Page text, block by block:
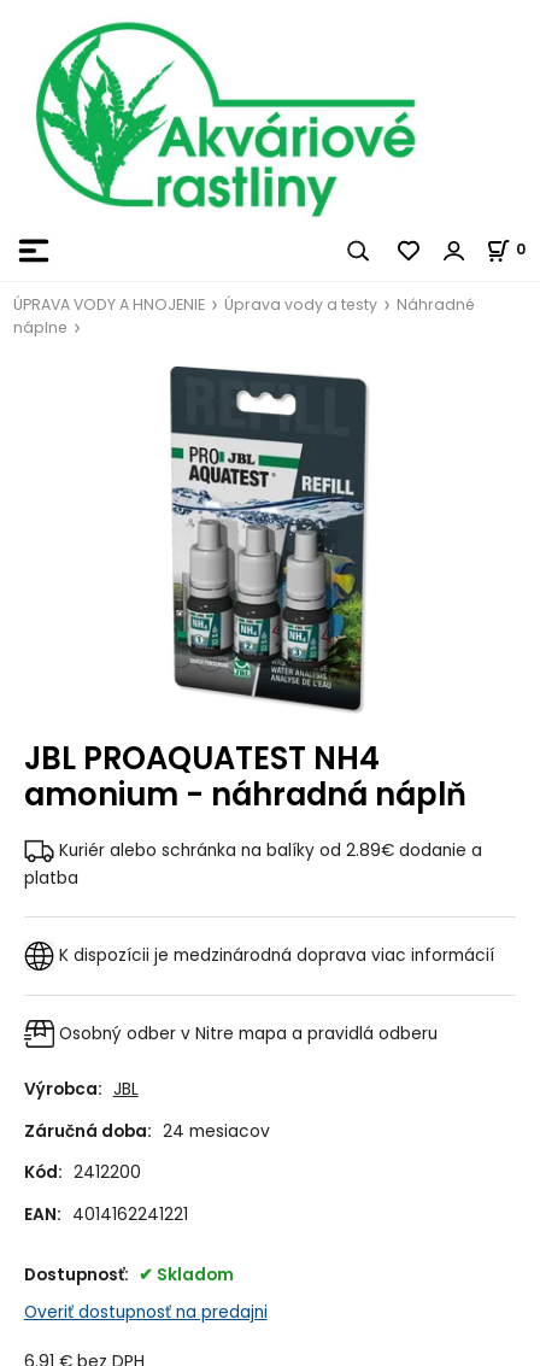
0
ÚPRAVA VODY A HNOJENIE Úprava vody a testy
Náhradné
náplne
JBL PROAQUATEST NH4
amonium - náhradná náplň
Kuriér alebo schránka na balíky od 2.89€ dodanie a
platba
K dispozícii je medzinárodná doprava viac informácií
Osobný odber v Nitre mapa a pravidlá odberu
Výrobca: JBL
Záručná doba: 24 mesiacov
Kód: 2412200
EAN: 4014162241221
Dostupnosť:
Skladom
Overiť dostupnosť na predajni